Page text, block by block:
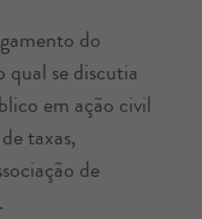
do
se discutia
em ação civil
taxas,
de